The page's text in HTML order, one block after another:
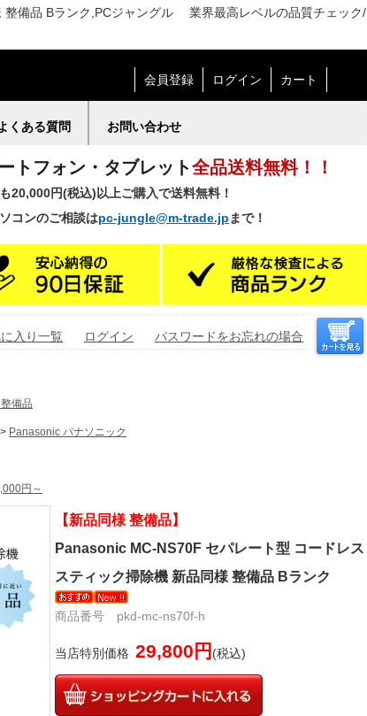
整備品 Bランク,PCジャングル 業界最高レベルの品質チェック/
会員登録 ログイン カート
くある質問 お問い合わせ
トフォン・タブレット全品送料無料！！
20,000円(税込)以上ご購入で送料無料！
コンのご相談はpc-jungle@m-trade.jp まで！
入り一覧 ログイン パスワードをお忘れの場合
備品
> Panasonic パナソニック
円～
【新品同様 整備品】
Panasonic MC-NS70F セパレート型 コードレス
スティック掃除機 新品同様 整備品 Bランク
商品番号 pkd-mc-ns70f-h
当店特別価格 29,800円 (税込)